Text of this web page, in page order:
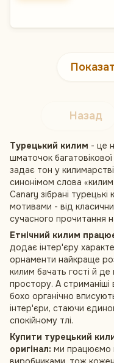
Назад
Турецький килим - це
шматочок
задає тон у
синонімом слова
Canary зібрані
мотивами - від
сучасного прочитання
Етнічний килим
додає інтер'єру
орнаменти найкраще
килим бачать гості й де
простору. А стриманіші
бохо органічно
інтер'єри, стаючи
спокійному тлі.
Купити турецький
оригінал: ми працюємо